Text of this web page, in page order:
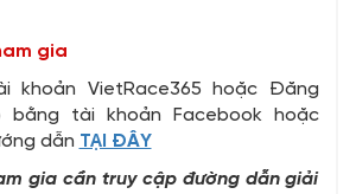
gia
khoản VietRace365 hoặc Đăng
bằng tài khoản Facebook hoặc
dẫn TẠI ĐÂY
gia cần truy cập đường dẫn giải